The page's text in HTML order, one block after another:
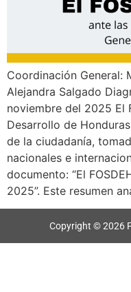
Coordinación General:
Alejandra Salgado
noviembre del 2025 El
Desarrollo de
de la ciudadanía,
nacionales e
documento: “El
2025”. Este resumen
Copyright © 2026